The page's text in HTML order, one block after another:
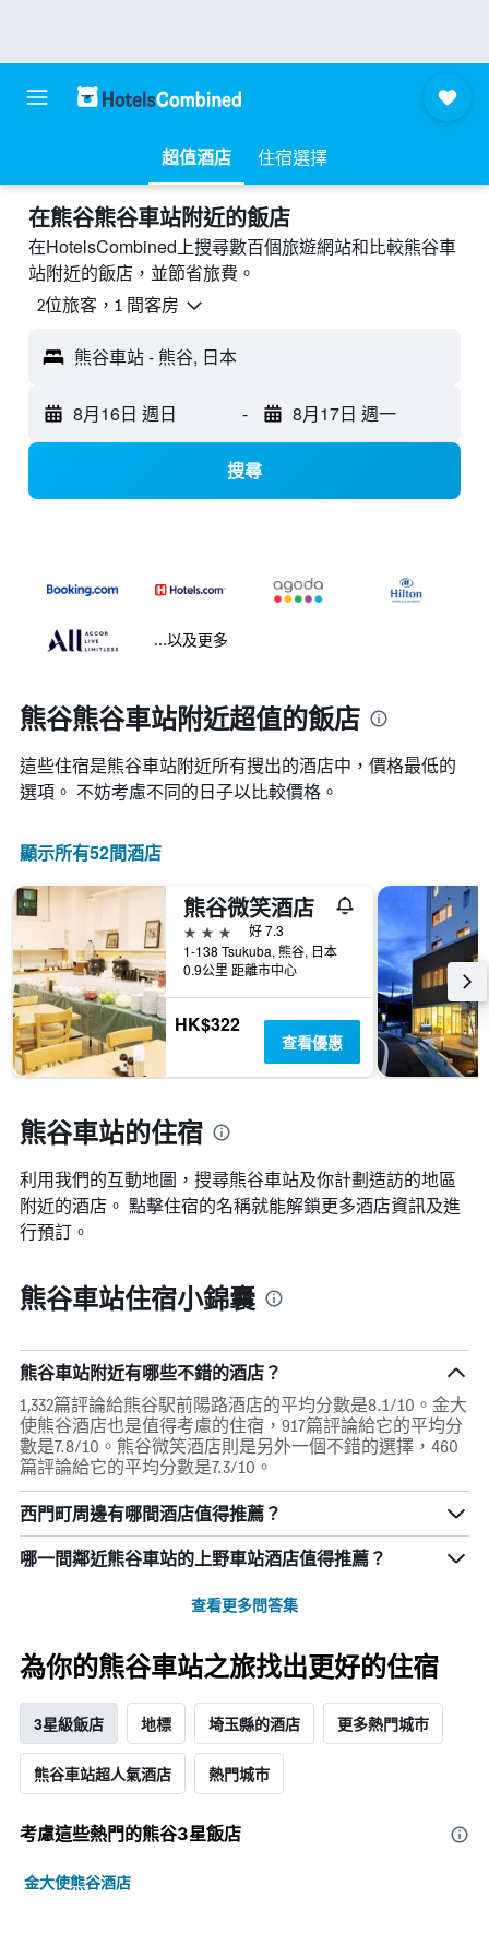
超值酒店 住宿選擇
​在熊谷熊谷車站附近​的飯店
在HotelsCombined上搜尋數百個旅遊網站和比較熊谷車
站附近的飯店，並節省旅費。
2位旅客，1 間客房
熊谷車站 - 熊谷, 日本
8月16日 週日 - 8月17日 週一
搜尋
...以及更多
熊谷熊谷車站附近超值的飯店
這些住宿是熊谷車站​附近所有搜出的酒店中，價格最低的
選項。 不妨考慮不同的日子以比較價格。
顯示所有52間酒店
熊谷微笑酒店
3星級
好 7.3
1-138 Tsukuba, 熊谷, 日本
0.9公里 距離市中心
HK$322
查看優惠
熊谷車站的住宿
利用我們的互動地圖，搜尋熊谷車站​及你計劃造訪的地區
附近的酒店。 點擊住宿的名稱就能解鎖更多酒店資訊及進
行預訂。
熊谷車站住宿小錦囊
熊谷車站附近有哪些不錯的酒店？
1,332篇評論給熊谷駅前陽路酒店的平均分數是8.1/10。金大
使熊谷酒店也是值得考慮的住宿，917篇評論給它的平均分
數是7.8/10。熊谷微笑酒店則是另外一個不錯的選擇，460
篇評論給它的平均分數是7.3/10。
西門町周邊有哪間酒店值得推薦？
哪一間鄰近熊谷車站的上野車站酒店值得推薦？
查看更多問答集
為你的熊谷車站之旅找出更好的住宿
3星級飯店 地標 埼玉縣的酒店 更多熱門城市
熊谷車站超人氣酒店 熱門城市
考慮這些熱門的熊谷3星​飯店
金大使熊谷酒店